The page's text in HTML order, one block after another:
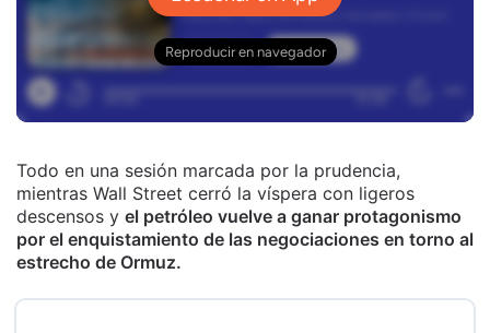
Todo en una sesión marcada por la prudencia,
mientras Wall Street cerró la víspera con ligeros
descensos y el petróleo vuelve a ganar protagonismo
por el enquistamiento de las negociaciones en torno al
estrecho de Ormuz.